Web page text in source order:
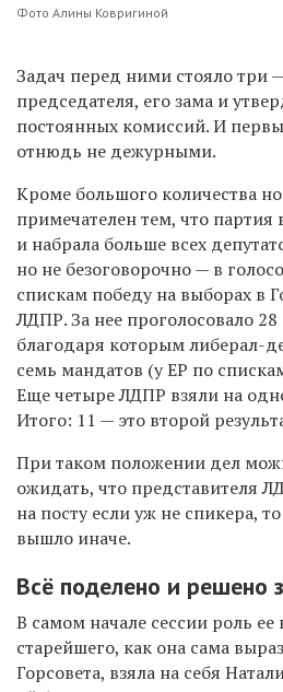
Фото Алины Ковригиной
Задач перед ними стояло три
председателя, его зама и
постоянных комиссий. И
отнюдь не дежурными.
Кроме большого количества
примечателен тем, что партия
и набрала больше всех
но не безоговорочно — в
спискам победу на выборах в
ЛДПР. За нее проголосовало 28
благодаря которым либерал-
семь мандатов (у ЕР по
Еще четыре ЛДПР взяли на
Итого: 11 — это второй
При таком положении дел
ожидать, что представителя
на посту если уж не спикера,
вышло иначе.
Всё поделено и решено
В самом начале сессии роль
старейшего, как она сама
Горсовета, взяла на себя